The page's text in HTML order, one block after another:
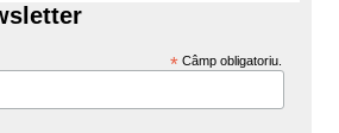
* Câmp obligatoriu.